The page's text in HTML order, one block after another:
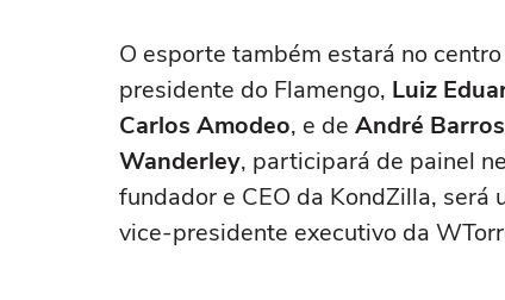
O esporte também estará no
presidente do Flamengo, Luiz
Carlos Amodeo, e de André Barros
Wanderley, participará de painel
fundador e CEO da KondZilla, será
vice-presidente executivo da